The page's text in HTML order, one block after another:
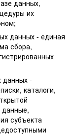
данных,
их
данных - единая
сбора,
данных -
каталоги,
субъекта